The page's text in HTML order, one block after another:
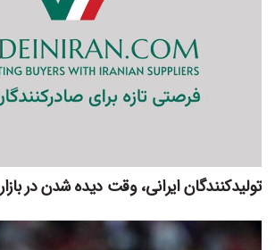
تولیدکنندگان ایرانی، وقت دیده شدن در